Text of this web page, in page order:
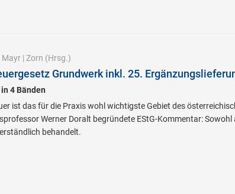
Mayr| Zorn (Hrsg.)
Grundwerk inkl. 25.
4 Bänden
ist das für die Praxis wohl wichtigste Gebiet des
Werner Doralt begründete EStG-Kommentar:
behandelt.